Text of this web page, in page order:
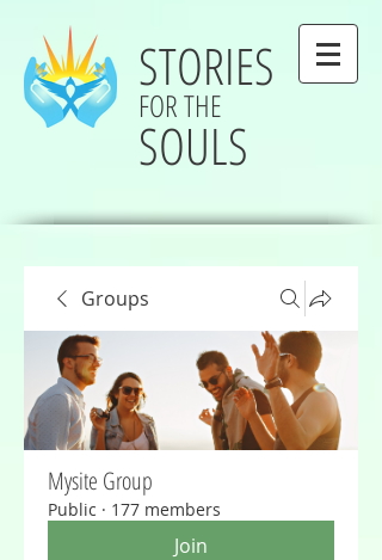
STORIES
FOR THE
SOULS
Groups
Mysite Group
Public · 177 members
Join